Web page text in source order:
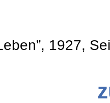
1927,